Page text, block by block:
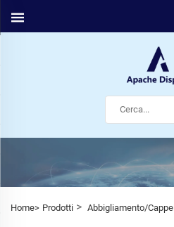
Home> Prodotti > Abbigliamento/